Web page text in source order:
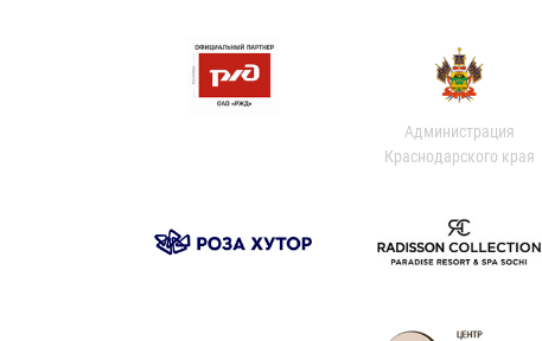
Администрация
Краснодарского края